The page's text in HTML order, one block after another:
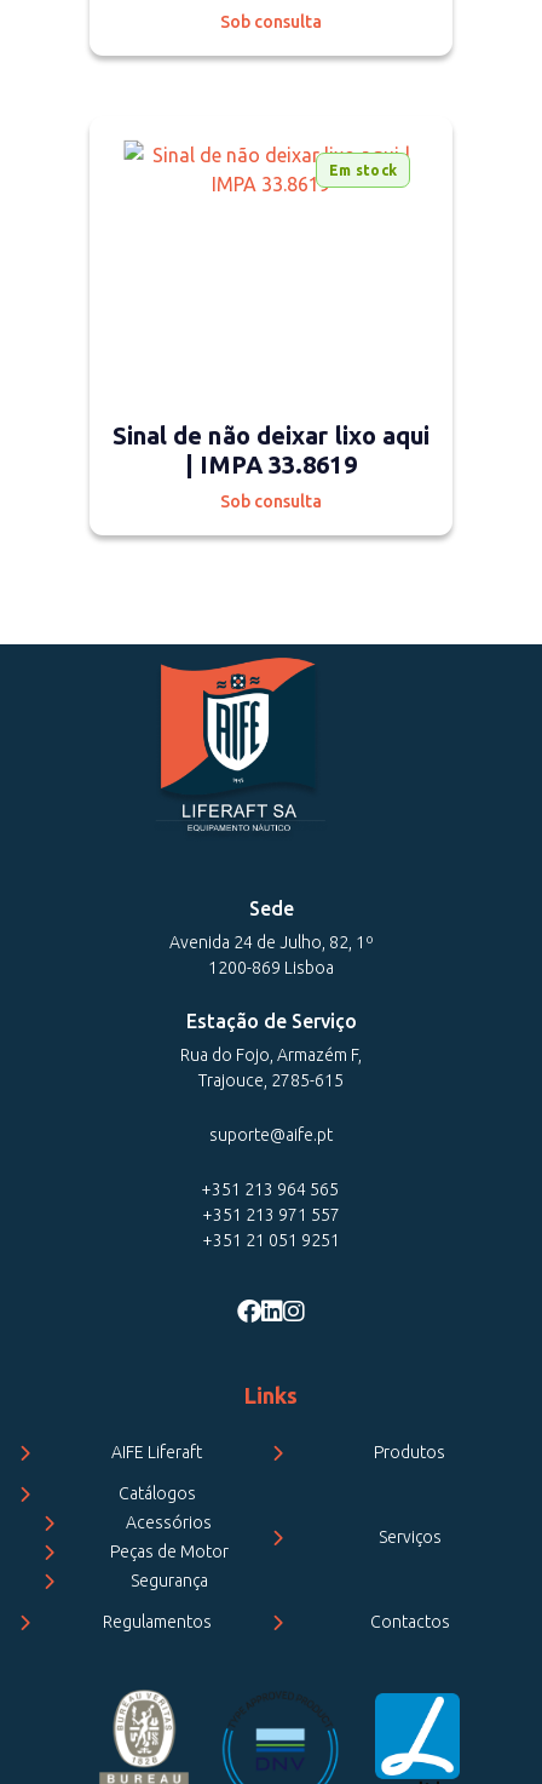
Sob consulta
Em stock
Sinal de não deixar lixo aqui
| IMPA 33.8619
Sob consulta
Sede
Avenida 24 de Julho, 82, 1º
1200-869 Lisboa
Estação de Serviço
Rua do Fojo, Armazém F,
Trajouce, 2785-615
suporte@aife.pt
+351 213 964 565
+351 213 971 557
+351 21 051 9251
Links
AIFE Liferaft Produtos
Catálogos
Acessórios
Peças de Motor
Segurança
Serviços
Regulamentos Contactos